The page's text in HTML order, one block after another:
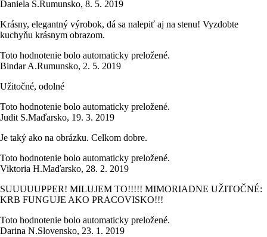
Daniela S.Rumunsko, 8. 5. 2019
Krásny, elegantný výrobok, dá sa nalepiť aj na stenu! Vyzdobte
kuchyňu krásnym obrazom.
Toto hodnotenie bolo automaticky preložené.
Bindar A.Rumunsko, 2. 5. 2019
Užitočné, odolné
Toto hodnotenie bolo automaticky preložené.
Judit S.Maďarsko, 19. 3. 2019
Je taký ako na obrázku. Celkom dobre.
Toto hodnotenie bolo automaticky preložené.
Viktoria H.Maďarsko, 28. 2. 2019
SUUUUUPPER! MILUJEM TO!!!!! MIMORIADNE UŽITOČNÉ:
KRB FUNGUJE AKO PRACOVISKO!!!
Toto hodnotenie bolo automaticky preložené.
Darina N.Slovensko, 23. 1. 2019